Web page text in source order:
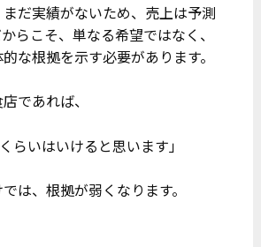
だ実績がないため、売上は予測
らこそ、単なる希望ではなく、
な根拠を示す必要があります。
であれば、
らいはいけると思います」
は、根拠が弱くなります。